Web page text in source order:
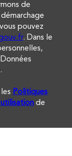
de
pouvez
. Dans le
Politiques
de